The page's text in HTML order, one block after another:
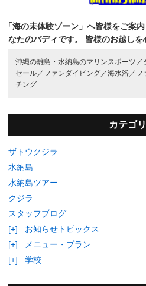
「海の未体験ゾーン」へ皆様をご案内
なたのバディです。
皆様のお越しを
沖縄の離島・水納島のマリンスポーツ／
セール／ ファンダイビング／海水浴／ フ
チング
カテゴ
ザトウクジラ
水納島
水納島ツアー
クジラ
スタッフブログ
[+]
お知らせトピックス
[+]
メニュー・プラン
[+]
学校